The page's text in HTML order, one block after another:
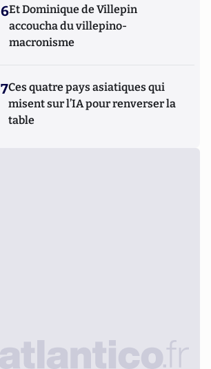
6Et Dominique de Villepin
accoucha du villepino-
macronisme
7Ces quatre pays asiatiques qui
misent sur l’IA pour renverser la
table